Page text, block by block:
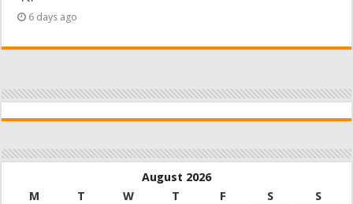
6 days ago
August 2026
M
T W T F S
S